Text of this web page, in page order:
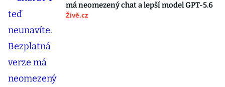
má neomezený chat a lepší model GPT-5.6
Živě.cz